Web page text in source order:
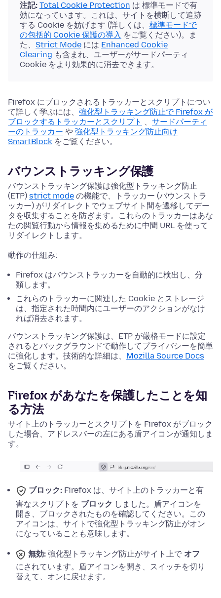
注記: Total Cookie Protection は 標準モードで有
効になっています。これは、サイトを横断して追跡
する Cookie を妨げます (詳しくは、 標準モードで
の包括的 Cookie 保護の導入 をご覧ください)。ま
た、 Strict Mode には Enhanced Cookie
Clearing も含まれ、ユーザーがサードパーティ
Cookie をより効果的に消去できます。
Firefox にブロックされるトラッカーとスクリプトについ
て詳しく学ぶには、 強化型トラッキング防止で Firefox が
ブロックするトラッカーとスクリプト 、 サードパーティ
ーのトラッカー や 強化型トラッキング防止向け
SmartBlock をご覧ください。
バウンストラッキング保護
バウンストラッキング保護は強化型トラッキング防止
(ETP) strict mode の機能で、トラッカー (バウンストラ
ッカー) がリダイレクトでウェブサイト間を遷移してデー
タを収集することを防ぎます。これらのトラッカーはあな
たの閲覧行動から情報を集めるために中間 URL を使って
リダイレクトします。
動作の仕組み:
Firefox はバウンストラッカーを自動的に検出し、分
類します。
これらのトラッカーに関連した Cookie とストレージ
は、指定された時間内にユーザーのアクションがなけ
れば消去されます。
バウンストラッキング保護は、ETP が厳格モードに設定
されるとバックグラウンドで動作してプライバシーを簡単
に強化します。技術的な詳細は、 Mozilla Source Docs
をご覧ください。
Firefox があなたを保護したことを知
る方法
サイト上のトラッカーとスクリプトを Firefox がブロック
した場合、アドレスバーの左にある盾アイコンが通知しま
す。
ブロック: Firefox は、サイト上のトラッカーと有
害なスクリプトを ブロック しました。盾アイコンを
開き、ブロックされたものを確認してください。
この
アイコンは、サイトで強化型トラッキング防止がオン
になっていることも意味します。
無効: 強化型トラッキング防止がサイト上で オフ
にされています。盾アイコンを開き、スイッチを切り
替えて、オンに戻せます。